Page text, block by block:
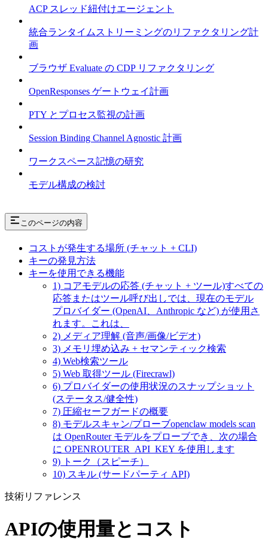
ACP スレッド紐付けエージェント
統合ランタイムストリーミングのリファクタリング計
画
ブラウザ Evaluate の CDP リファクタリング
OpenResponses ゲートウェイ計画
PTY とプロセス監視の計画
Session Binding Channel Agnostic 計画
ワークスペース記憶の研究
モデル構成の検討
このページの内容
コストが発生する場所 (チャット + CLI)
キーの発見方法
キーを使用できる機能
1) コアモデルの応答 (チャット + ツール)すべての
応答またはツール呼び出しでは、現在のモデル
プロバイダー (OpenAI、Anthropic など) が使用さ
れます。これは、
2) メディア理解 (音声/画像/ビデオ)
3) メモリ埋め込み + セマンティック検索
4) Web検索ツール
5) Web 取得ツール (Firecrawl)
6) プロバイダーの使用状況のスナップショット
(ステータス/健全性)
7) 圧縮セーフガードの概要
8) モデルスキャン/プローブopenclaw models scan
は OpenRouter モデルをプローブでき、次の場合
に OPENROUTER_API_KEY を使用します
9) トーク（スピーチ）
10) スキル (サードパーティ API)
技術リファレンス
APIの使用量とコスト